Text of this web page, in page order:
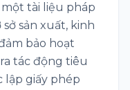
tài liệu pháp
sở sản xuất, kinh
bảo hoạt
tác động tiêu
lập giấy phép